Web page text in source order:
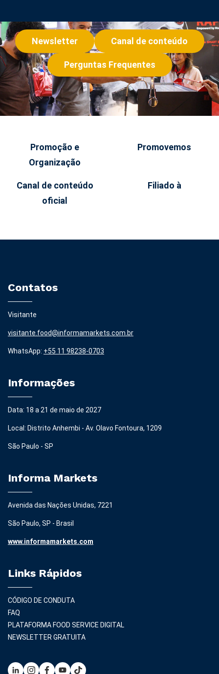
Newsletter Canal de conteúdo
Perguntas Frequentes
Promoção e
Organização
Promovemos
Canal de conteúdo
oficial
Filiado à
Contatos
Visitante
visitante.food@informamarkets.com.br
WhatsApp: +55 11 98238-0703
Informações
Data: 18 a 21 de maio de 2027
Local: Distrito Anhembi - Av. Olavo Fontoura, 1209
São Paulo - SP
Informa Markets
Avenida das Nações Unidas, 7221
São Paulo, SP - Brasil
www.informamarkets.com
Links Rápidos
CÓDIGO DE CONDUTA
FAQ
PLATAFORMA FOOD SERVICE DIGITAL
NEWSLETTER GRATUITA